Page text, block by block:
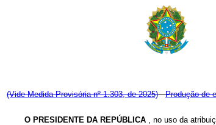
(Vide Medida Provisória nº 1.303, de 2025) Produção de
O PRESIDENTE DA REPÚBLICA , no uso da